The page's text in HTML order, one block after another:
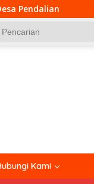
Babinsa Koramil
Kami